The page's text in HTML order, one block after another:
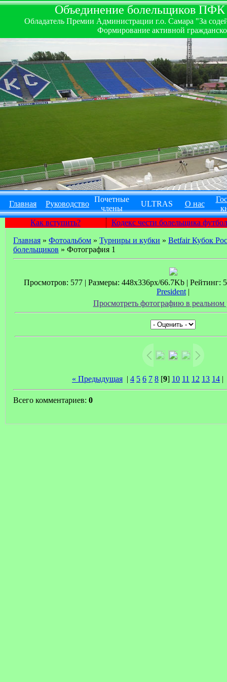
Объединение болельщиков
Обладатель Премии Администрации г.о. Самара "За
Формирование активной
Главная Руководство
Почетные
члены
ULTRAS О нас
Как вступить?
Кодекс чести болельщика
Главная » Фотоальбом » Турниры и кубки » Betfair Кубок
болельщиков » Фотография 1
Просмотров: 577 | Размеры: 448x336px/66.7Kb | Рейтинг:
President |
Просмотреть фотографию в реальном
« Предыдущая | 4 5 6 7 8 [9] 10 11 12 13 14 |
Всего комментариев: 0